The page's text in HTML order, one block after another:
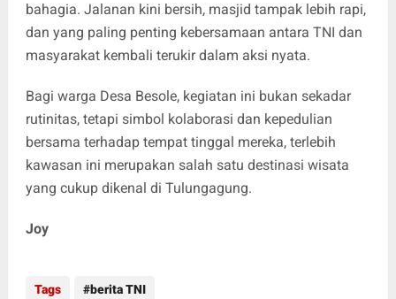
bahagia. Jalanan kini bersih, masjid tampak lebih rapi,
dan yang paling penting kebersamaan antara TNI dan
masyarakat kembali terukir dalam aksi nyata.
Bagi warga Desa Besole, kegiatan ini bukan sekadar
rutinitas, tetapi simbol kolaborasi dan kepedulian
bersama terhadap tempat tinggal mereka, terlebih
kawasan ini merupakan salah satu destinasi wisata
yang cukup dikenal di Tulungagung.
Joy
Tags berita TNI